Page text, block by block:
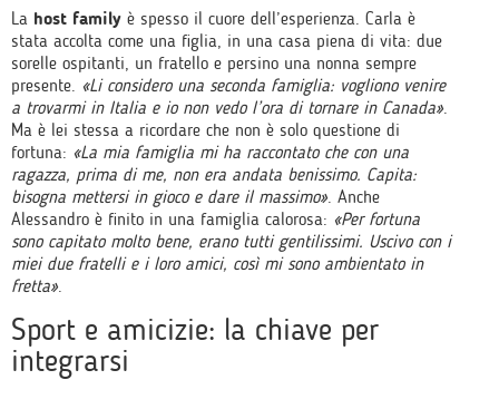
La host family è spesso il cuore dell’esperienza. Carla è
stata accolta come una figlia, in una casa piena di vita: due
sorelle ospitanti, un fratello e persino una nonna sempre
presente. «Li considero una seconda famiglia: vogliono venire
a trovarmi in Italia e io non vedo l’ora di tornare in Canada».
Ma è lei stessa a ricordare che non è solo questione di
fortuna: «La mia famiglia mi ha raccontato che con una
ragazza, prima di me, non era andata benissimo. Capita:
bisogna mettersi in gioco e dare il massimo». Anche
Alessandro è finito in una famiglia calorosa: «Per fortuna
sono capitato molto bene, erano tutti gentilissimi. Uscivo con i
miei due fratelli e i loro amici, così mi sono ambientato in
fretta».
Sport e amicizie: la chiave per
integrarsi